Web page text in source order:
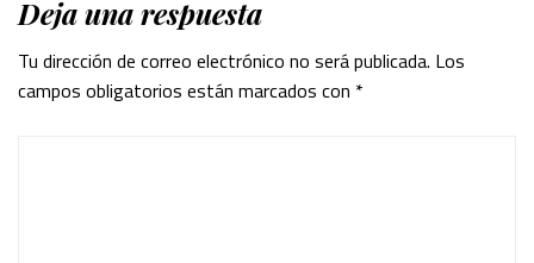
Deja una respuesta
Tu dirección de correo electrónico no será publicada. Los
campos obligatorios están marcados con *